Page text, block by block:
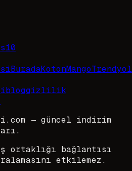
10
KotonMangoTrendyol
bloggizlilik
— güncel indirim
ortaklığı bağlantısı
etkilemez.